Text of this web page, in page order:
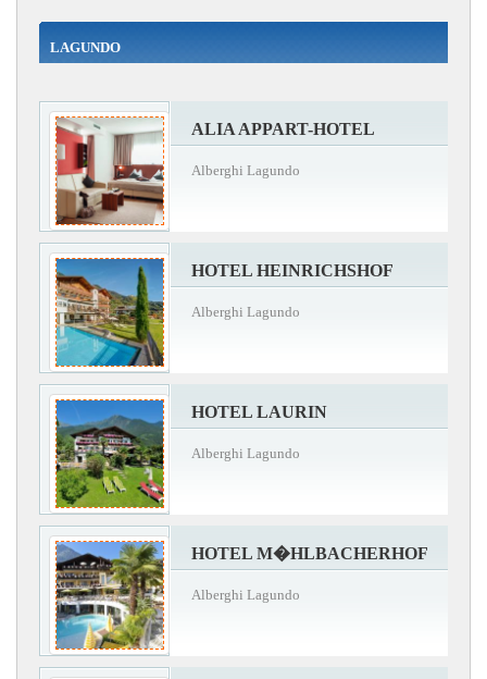
LAGUNDO
ALIA APPART-HOTEL
Alberghi Lagundo
HOTEL HEINRICHSHOF
Alberghi Lagundo
HOTEL LAURIN
Alberghi Lagundo
HOTEL M�HLBACHERHOF
Alberghi Lagundo